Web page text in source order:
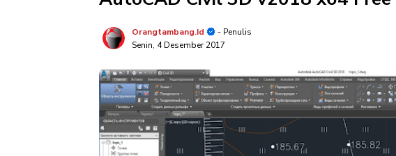
Orangtambang.id
- Penulis
Senin, 4 Desember 2017